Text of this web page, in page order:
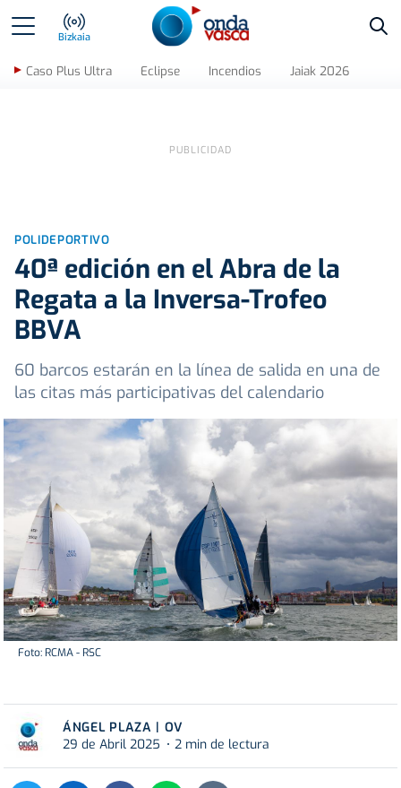
Bizkaia
Caso Plus Ultra Eclipse Incendios Jaiak 2026
POLIDEPORTIVO
40ª edición en el Abra de la
Regata a la Inversa-Trofeo
BBVA
60 barcos estarán en la línea de salida en una de
las citas más participativas del calendario
Foto: RCMA - RSC
ÁNGEL PLAZA | OV
29 de Abril 2025
2 min de lectura